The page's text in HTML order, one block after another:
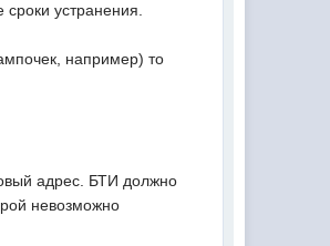
устранения.
например) то
адрес. БТИ должно
невозможно